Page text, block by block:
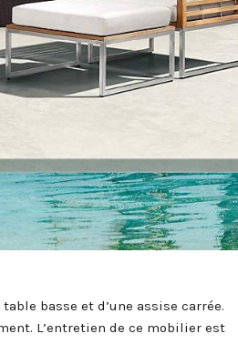
basse et d’une assise carrée.
L’entretien de ce mobilier est